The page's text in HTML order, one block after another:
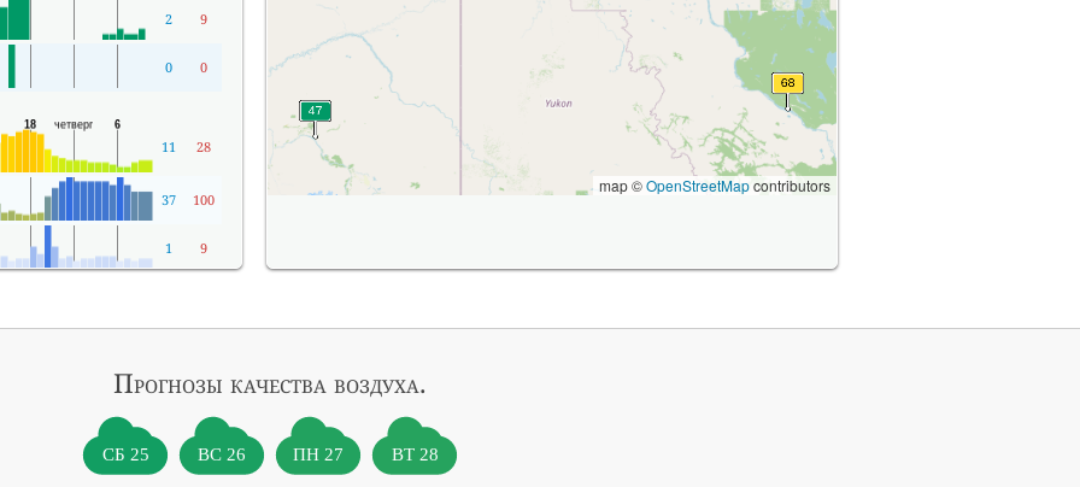
2 9
0 0
11 28
37 100
1 9
map ©OpenStreetMapcontributors
Прогнозы качества воздуха.
СБ 25 ВС 26 ПН 27 ВТ 28